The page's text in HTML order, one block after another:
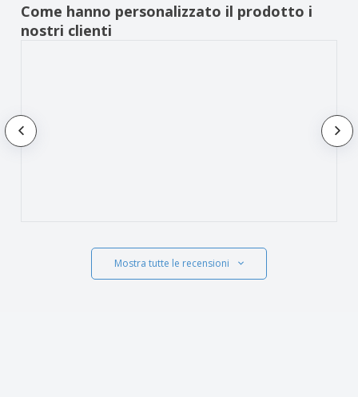
Come hanno personalizzato il prodotto i
nostri clienti
Mostra tutte le recensioni